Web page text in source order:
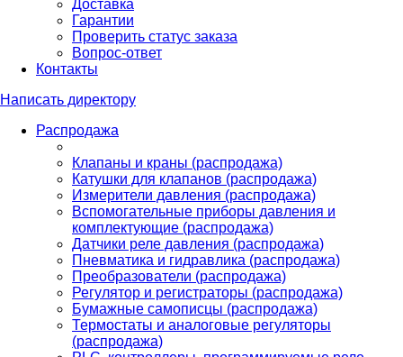
Доставка
Гарантии
Проверить статус заказа
Вопрос-ответ
Контакты
Написать директору
Распродажа
Клапаны и краны (распродажа)
Катушки для клапанов (распродажа)
Измерители давления (распродажа)
Вспомогательные приборы давления и
комплектующие (распродажа)
Датчики реле давления (распродажа)
Пневматика и гидравлика (распродажа)
Преобразователи (распродажа)
Регулятор и регистраторы (распродажа)
Бумажные самописцы (распродажа)
Термостаты и аналоговые регуляторы
(распродажа)